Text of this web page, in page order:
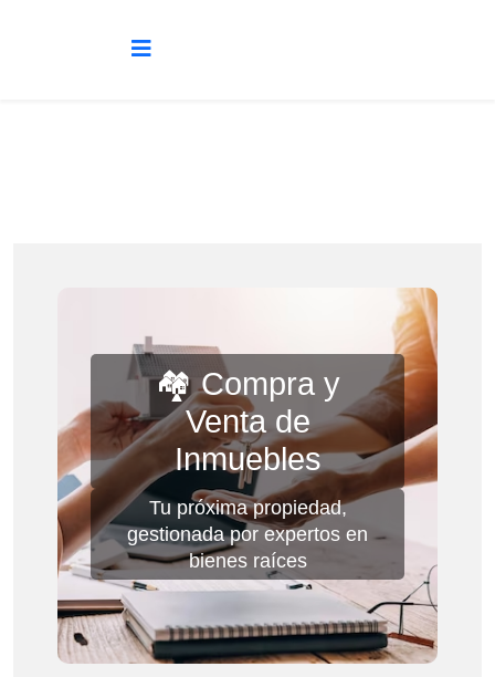
🏘️ Compra y
Venta de
Inmuebles
Tu próxima propiedad,
gestionada por expertos en
bienes raíces